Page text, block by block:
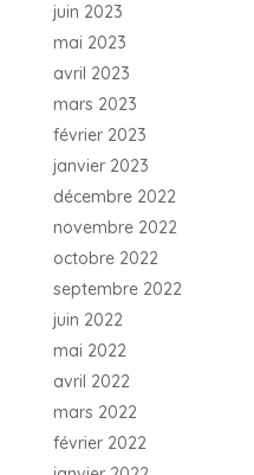
juin 2023
mai 2023
avril 2023
mars 2023
février 2023
janvier 2023
décembre 2022
novembre 2022
octobre 2022
septembre 2022
juin 2022
mai 2022
avril 2022
mars 2022
février 2022